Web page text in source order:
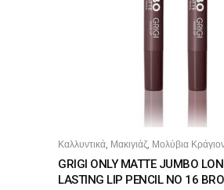
ΠΡΟΣΘΉΚΗ ΣΤΟ ΚΑΛΆΘΙ
Καλλυντικά, Μακιγιάζ, Μολύβια
GRIGI ONLY MATTE JUMBO
LASTING LIP PENCIL NO 16